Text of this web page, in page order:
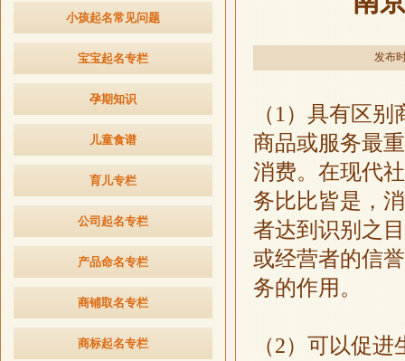
小孩起名常见问题
宝宝起名专栏
孕期知识
儿童食谱
育儿专栏
公司起名专栏
产品命名专栏
商铺取名专栏
商标起名专栏
发布
（1 ）具有区别
商品或服务最
消费。在现代
务比比皆是，
者达到识别之
或经营者的信
务的作用。
（2）可以促进